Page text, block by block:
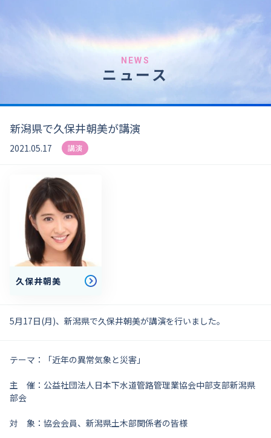
NEWS
ニュース
新潟県で久保井朝美が講演
2021.05.17 講演
久保井朝美
5月17日(月)、新潟県で久保井朝美が講演を行いました。
テーマ：「近年の異常気象と災害」
主 催：公益社団法人日本下水道管路管理業協会中部支部新潟県
部会
対 象：協会会員、新潟県土木部関係者の皆様